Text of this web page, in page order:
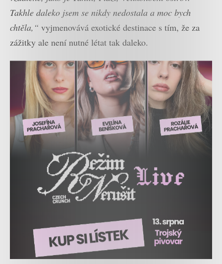
Takhle daleko jsem se nikdy nedostala a moc bych
chtěla,“ vyjmenovává exotické destinace s tím, že za
zážitky ale není nutné létat tak daleko.